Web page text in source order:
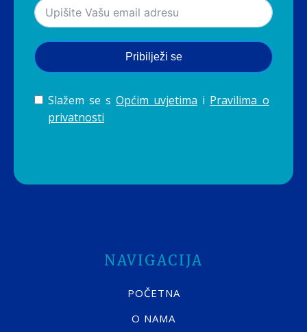
Pribilježi se
Slažem se s Općim uvjetima i Pravilima o
privatnosti
NAVIGACIJA
POČETNA
O NAMA